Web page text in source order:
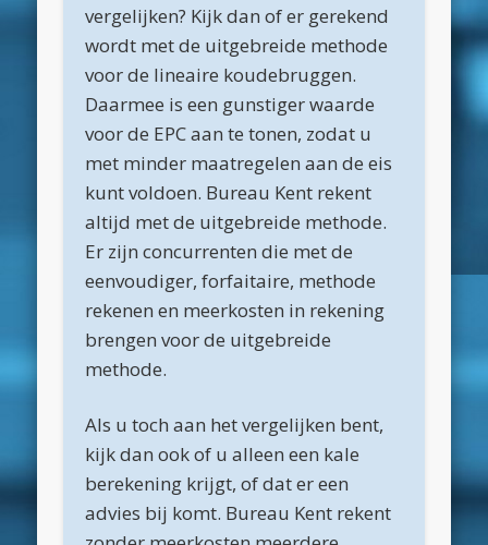
december 2024
november 2024
oktober 2024
september 2024
juni 2024
april 2024
maart 2024
februari 2024
november 2022
oktober 2022
december 2021
april 2021
vergelijken? Kijk dan of er gerekend
wordt met de uitgebreide methode
voor de lineaire koudebruggen.
Daarmee is een gunstiger waarde
voor de EPC aan te tonen, zodat u
met minder maatregelen aan de eis
kunt voldoen. Bureau Kent rekent
altijd met de uitgebreide methode.
Er zijn concurrenten die met de
eenvoudiger, forfaitaire, methode
rekenen en meerkosten in rekening
brengen voor de uitgebreide
methode.
Als u toch aan het vergelijken bent,
kijk dan ook of u alleen een kale
berekening krijgt, of dat er een
advies bij komt. Bureau Kent rekent